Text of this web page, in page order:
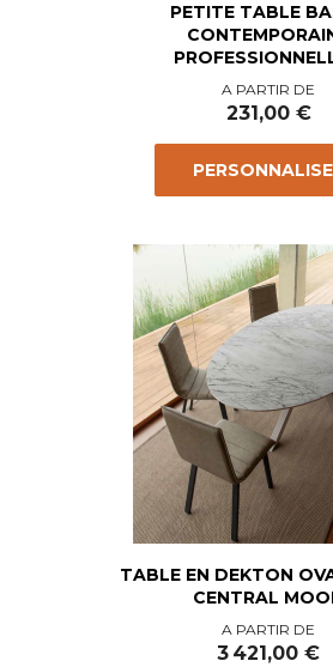
PETITE TABLE
Prix
A PARTIR DE
231,00 €
TABLE EN DEKTON
CENTRAL
Prix
A PARTIR DE
3 421,00 €